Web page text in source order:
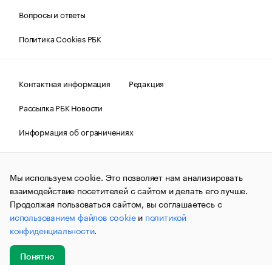
Вопросы и ответы
Политика Cookies РБК
Контактная информация
Редакция
Рассылка РБК Новости
Информация об ограничениях
Правовая информация
О соблюдении авторских прав
© АО «РОСБИЗНЕСКОНСАЛТИНГ»,1995–2026.Сообщения
и материалы информационного агентства «РБК»
(зарегистрировано Федеральной службой по надзору в сфере
связи, информационных технологий и массовых
коммуникаций (Роскомнадзор) 09.12.2015 за номером ИА
№ФС77-63848) сопровождаются пометкой «РБК». Отдельные
публикации могут содержать информацию,
не предназначенную для пользователей
до 18 лет.
Мы используем cookie. Это позволяет нам анализировать
взаимодействие посетителей с сайтом и делать его лучше.
Продолжая пользоваться сайтом, вы соглашаетесь с
использованием файлов cookieи политикой
конфиденциальности.
Понятно